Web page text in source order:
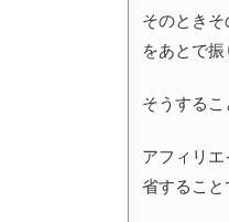
そのとき
をあとで
そうする
アフィリ
省すること